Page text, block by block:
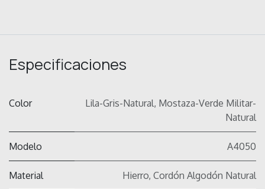
Especificaciones
Color Lila-Gris-Natural, Mostaza-Verde Militar-
Natural
Modelo A4050
Material Hierro, Cordón Algodón Natural